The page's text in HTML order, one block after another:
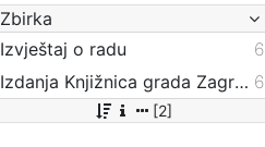
Zbirka
Izvještaj o radu
6
Izdanja Knjižnica grada Zagreba - E-knjige 6
[2]